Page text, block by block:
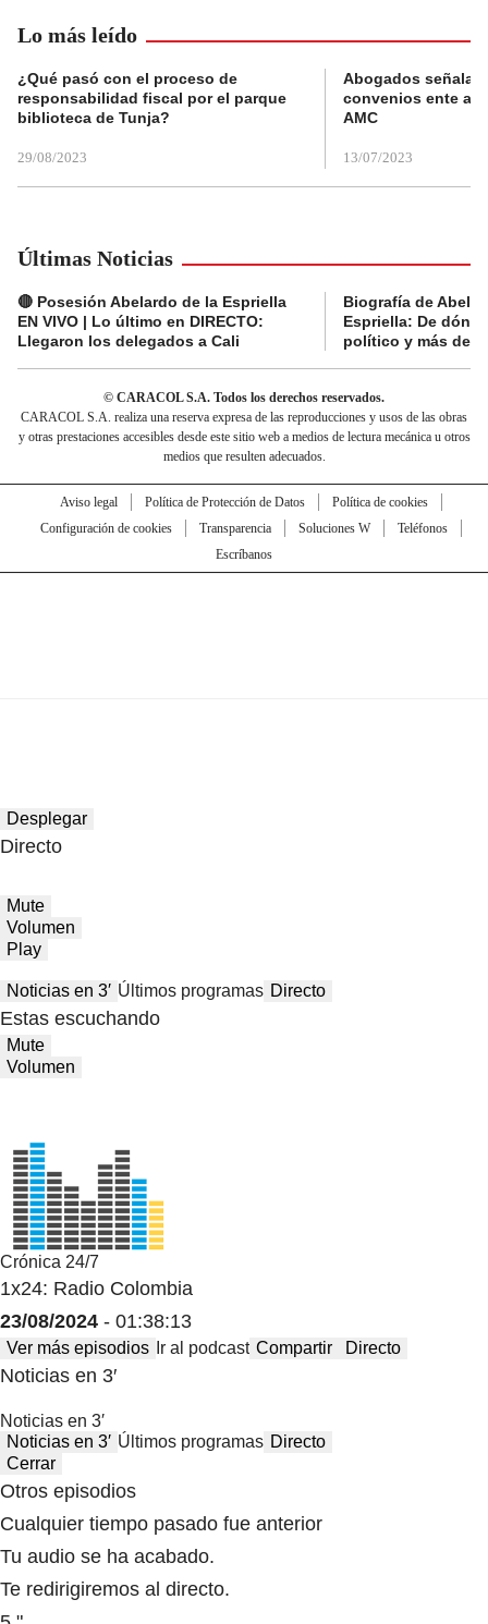
Lo más leído
¿Qué pasó con el proceso de
responsabilidad fiscal por el parque
biblioteca de Tunja?
29/08/2023
Abogados
convenios ente
AMC
13/07/2023
Últimas Noticias
🔴 Posesión Abelardo de la Espriella
EN VIVO | Lo último en DIRECTO:
Llegaron los delegados a Cali
Biografía de
Espriella: De
político y más del
© CARACOL S.A. Todos los derechos reservados.
CARACOL S.A. realiza una reserva expresa de las reproducciones y usos de las obras
y otras prestaciones accesibles desde este sitio web a medios de lectura mecánica u otros
medios que resulten adecuados.
Aviso legal Política de Protección de Datos
Política de cookies
Configuración de cookies
Transparencia Soluciones W
Teléfonos
Escríbanos
Desplegar
Directo
Mute
Volumen
Play
Noticias en 3′ Últimos programas Directo
Estas escuchando
Mute
Volumen
Crónica 24/7
1x24: Radio Colombia
23/08/2024 - 01:38:13
Ver más episodios Ir al podcast Compartir Directo
Noticias en 3′
Noticias en 3′
Noticias en 3′ Últimos programas Directo
Cerrar
Otros episodios
Cualquier tiempo pasado fue anterior
Tu audio se ha acabado.
Te redirigiremos al directo.